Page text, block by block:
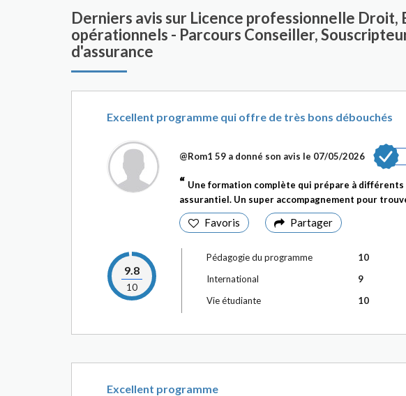
Derniers avis sur Licence professionnelle Droit,
opérationnels - Parcours Conseiller,
d'assurance
Excellent programme qui offre de très bons débouchés
@Rom1 59 a donné son avis le 07/05/2026
Une formation complète qui prépare à
assurantiel. Un super accompagnement pour
Favoris Partager
9.8
10
Pédagogie du programme
10
International
9
Vie étudiante
10
Excellent programme